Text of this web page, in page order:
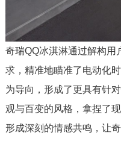
奇瑞QQ冰淇淋通过解构用
求，精准地瞄准了电动化
为导向，形成了更具有针
观与百变的风格，拿捏了
形成深刻的情感共鸣，让